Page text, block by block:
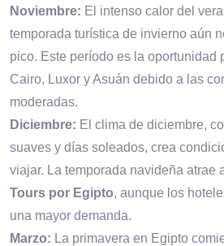
Noviembre: El intenso calor del
temporada turística de invierno aún
pico. Este período es la oportunidad
Cairo, Luxor y Asuán debido a las
moderadas.
Diciembre: El clima de diciembre,
suaves y días soleados, crea
viajar. La temporada navideña atrae
Tours por Egipto, aunque los
una mayor demanda.
Marzo: La primavera en Egipto